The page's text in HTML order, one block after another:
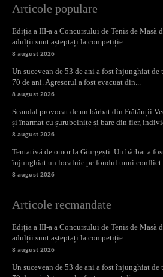
Articole populare
Ediția a III-a a Concursului de Tenis de
adulții sunt așteptați la competiție
8 august 2026
Un sucevean de 53 de ani a fost înjunghiat de
70 de ani. Agresorul a fost evacuat din...
8 august 2026
Scandal provocat de un bărbat din Frătăuții
și înarmat cu șurubelnițe și bare din fier,
8 august 2026
Tentativă de omor la Giurgești. Un bărbat a
înjunghiat un localnic pe fondul unui conflict
8 august 2026
Articole recmandate
Ediția a III-a a Concursului de Tenis de
adulții sunt așteptați la competiție
8 august 2026
Un sucevean de 53 de ani a fost înjunghiat de